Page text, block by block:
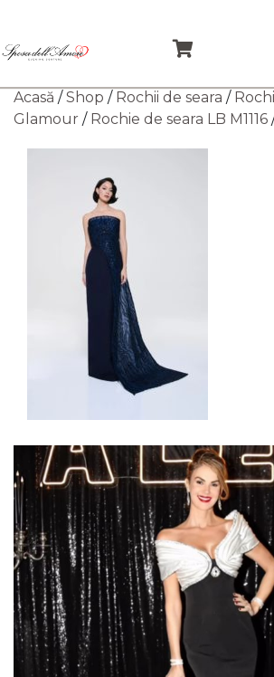
Acasă /Shop / Rochii de seara /
Glamour / Rochie de seara LB M1116